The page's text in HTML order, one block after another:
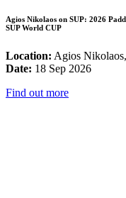
Agios Nikolaos on SUP: 2026
SUP World CUP
Location: Agios
Date: 18 Sep 2026
Find out more